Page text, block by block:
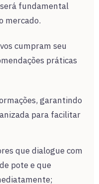
fundamental
mercado.
cumpram seu
práticas
garantindo
para facilitar
que dialogue com
pote e que